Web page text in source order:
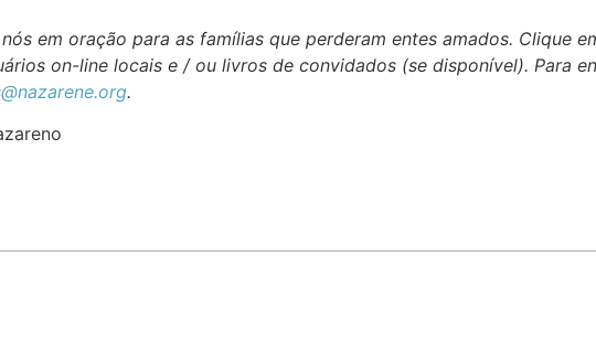
em oração para as famílias que perderam entes amados. Clique
on-line locais e / ou livros de convidados (se disponível). Para
.